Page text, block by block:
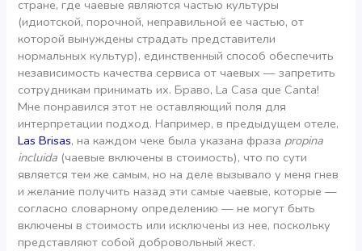
стране, где чаевые являются частью культуры
(идиотской, порочной, неправильной ее частью, от
которой вынуждены страдать представители
нормальных культур), единственный способ обеспечить
независимость качества сервиса от чаевых — запретить
сотрудникам принимать их. Браво, La Casa que Canta!
Мне понравился этот не оставляющий поля для
интерпретации подход. Например, в предыдущем отеле,
Las Brisas, на каждом чеке была указана фраза propina
incluida (чаевые включены в стоимость), что по сути
является тем же самым, но на деле вызывало у меня гнев
и желание получить назад эти самые чаевые, которые —
согласно словарному определению — не могут быть
включены в стоимость или исключены из нее, поскольку
представляют собой добровольный жест.